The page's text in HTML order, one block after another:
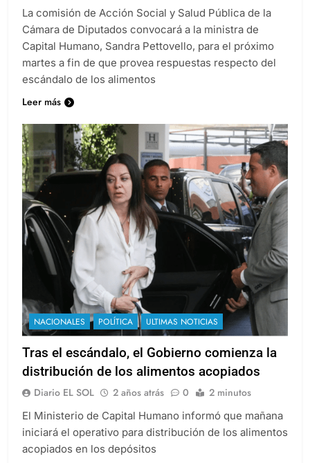
La comisión de Acción Social y Salud Pública de la
Cámara de Diputados convocará a la ministra de
Capital Humano, Sandra Pettovello, para el próximo
martes a fin de que provea respuestas respecto del
escándalo de los alimentos
Leer más
NACIONALES POLÍTICA ULTIMAS NOTICIAS
Tras el escándalo, el Gobierno comienza la
distribución de los alimentos acopiados
Diario EL SOL 2 años atrás 0 2 minutos
El Ministerio de Capital Humano informó que mañana
iniciará el operativo para distribución de los alimentos
acopiados en los depósitos